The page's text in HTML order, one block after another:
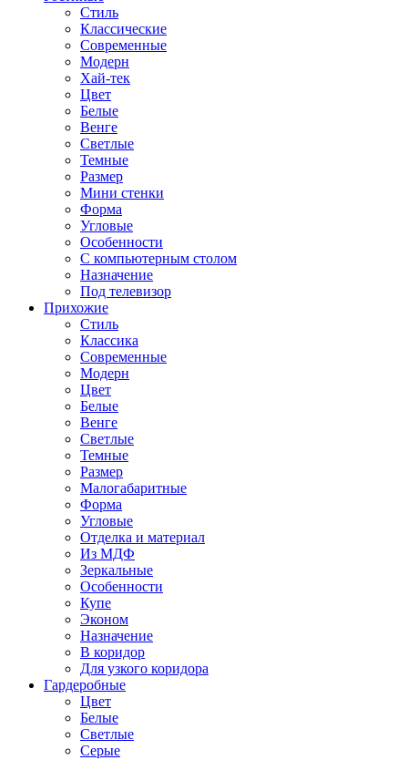
Стиль
Классические
Современные
Модерн
Хай-тек
Цвет
Белые
Венге
Светлые
Темные
Размер
Мини стенки
Форма
Угловые
Особенности
С компьютерным столом
Назначение
Под телевизор
Прихожие
Стиль
Классика
Современные
Модерн
Цвет
Белые
Венге
Светлые
Темные
Размер
Малогабаритные
Форма
Угловые
Отделка и материал
Из МДФ
Зеркальные
Особенности
Купе
Эконом
Назначение
В коридор
Для узкого коридора
Гардеробные
Цвет
Белые
Светлые
Серые